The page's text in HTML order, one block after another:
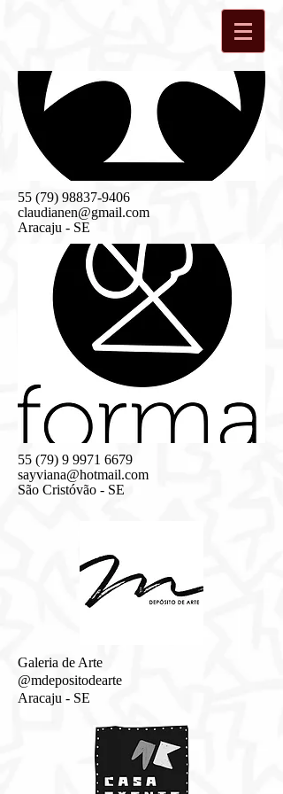
55 (79) 98837-9406
claudianen@gmail.com
Aracaju - SE
55 (79) 9 9971 6679
sayviana@hotmail.com
São Cristóvão - SE
Galeria de Arte
@mdepositodearte
Aracaju - SE